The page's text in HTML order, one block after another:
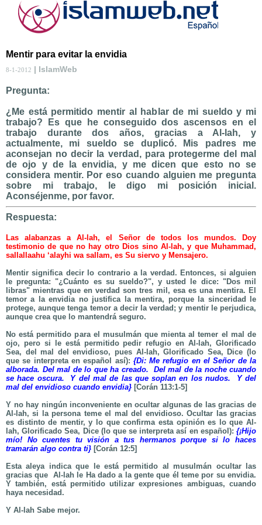
Mentir para evitar la envidia
8-1-2012 | IslamWeb
Pregunta:
¿Me está permitido mentir al hablar de mi sueldo y mi
trabajo? Es que he conseguido dos ascensos en el
trabajo durante dos años, gracias a Al-lah, y
actualmente, mi sueldo se duplicó. Mis padres me
aconsejan no decir la verdad, para protegerme del mal
de ojo y de la envidia, y me dicen que esto no se
considera mentir. Por eso cuando alguien me pregunta
sobre mi trabajo, le digo mi posición inicial.
Aconséjenme, por favor.
Respuesta:
Las alabanzas a Al-lah, el Señor de todos los mundos. Doy
testimonio de que no hay otro Dios sino Al-lah, y que Muhammad,
sallallaahu ‘alayhi wa sallam, es Su siervo y Mensajero.
Mentir significa decir lo contrario a la verdad. Entonces, si alguien
le pregunta: "¿Cuánto es su sueldo?", y usted le dice: "Dos mil
libras" mientras que en verdad son tres mil, esa es una mentira. El
temor a la envidia no justifica la mentira, porque la sinceridad le
protege, aunque tenga temor a decir la verdad; y mentir le perjudica,
aunque crea que lo mantendrá seguro.
No está permitido para el musulmán que mienta al temer el mal de
ojo, pero si le está permitido pedir refugio en Al-lah, Glorificado
Sea, del mal del envidioso, pues Al-lah, Glorificado Sea, Dice (lo
que se interpreta en español así): {Di: Me refugio en el Señor de la
alborada. Del mal de lo que ha creado. Del mal de la noche cuando
se hace oscura. Y del mal de las que soplan en los nudos. Y del
mal del envidioso cuando envidia} [Corán 113:1-5]
Y no hay ningún inconveniente en ocultar algunas de las gracias de
Al-lah, si la persona teme el mal del envidioso. Ocultar las gracias
es distinto de mentir,y lo que confirma esta opiniónes lo que Al-
lah, Glorificado Sea, Dice (lo que se interpreta así en español): {¡Hijo
mío! No cuentes tu visión a tus hermanos porque si lo haces
tramarán algo contra ti} [Corán 12:5]
Esta aleya indica que le está permitido al musulmán ocultar las
gracias que Al-lah le Ha dado a la gente que él teme por su envidia.
Y también, está permitido utilizar expresiones ambiguas, cuando
haya necesidad.
Y Al-lah Sabe mejor.